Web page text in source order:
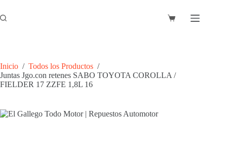
al
contenido
Carro
Inicio / Todos los Productos /
Juntas Jgo.con retenes SABO TOYOTA COROLLA /
FIELDER 17 ZZFE 1,8L 16